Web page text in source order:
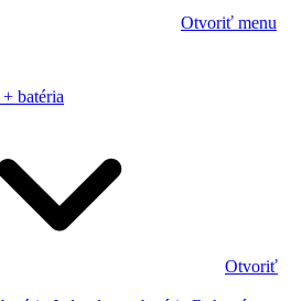
Otvoriť menu
batéria
Otvoriť